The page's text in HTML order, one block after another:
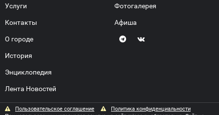
Услуги
Контакты
О городе
История
Энциклопедия
Лента Новостей
Фотогалерея
Афиша
Пользовательское соглашение
Политика конфиденциальности